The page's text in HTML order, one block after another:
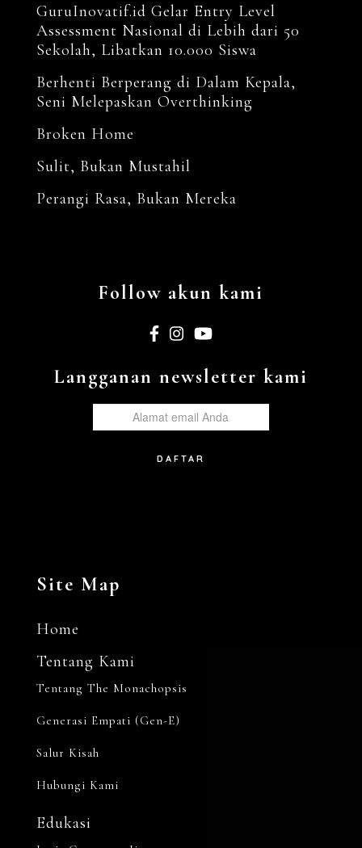
GuruInovatif.id Gelar Entry Level
Assessment Nasional di Lebih dari 50
Sekolah, Libatkan 10.000 Siswa
Berhenti Berperang di Dalam Kepala,
Seni Melepaskan Overthinking
Broken Home
Sulit, Bukan Mustahil
Perangi Rasa, Bukan Mereka
Follow akun kami
Langganan newsletter kami
Site Map
Home
Tentang Kami
Tentang The Monachopsis
Generasi Empati (Gen-E)
Salur Kisah
Hubungi Kami
Edukasi